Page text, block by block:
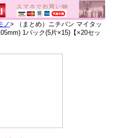
ノ> （まとめ）ニチバン マイタッ
1パック(5片×15)【×20セッ